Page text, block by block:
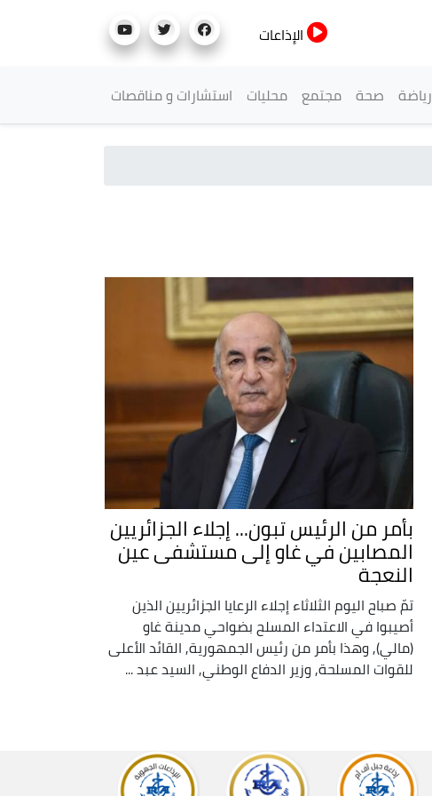
الإذاعات
رياضة صحة مجتمع محليات استشارات و مناقصات
بأمر من الرئيس تبون... إجلاء الجزائريين
المصابين في غاو إلى مستشفى عين
النعجة
تمّ صباح اليوم الثلاثاء إجلاء الرعايا الجزائريين الذين
أصيبوا في الاعتداء المسلح بضواحي مدينة غاو
(مالي), وهذا بأمر من رئيس الجمهورية, القائد الأعلى
للقوات المسلحة, وزير الدفاع الوطني, السيد عبد ...